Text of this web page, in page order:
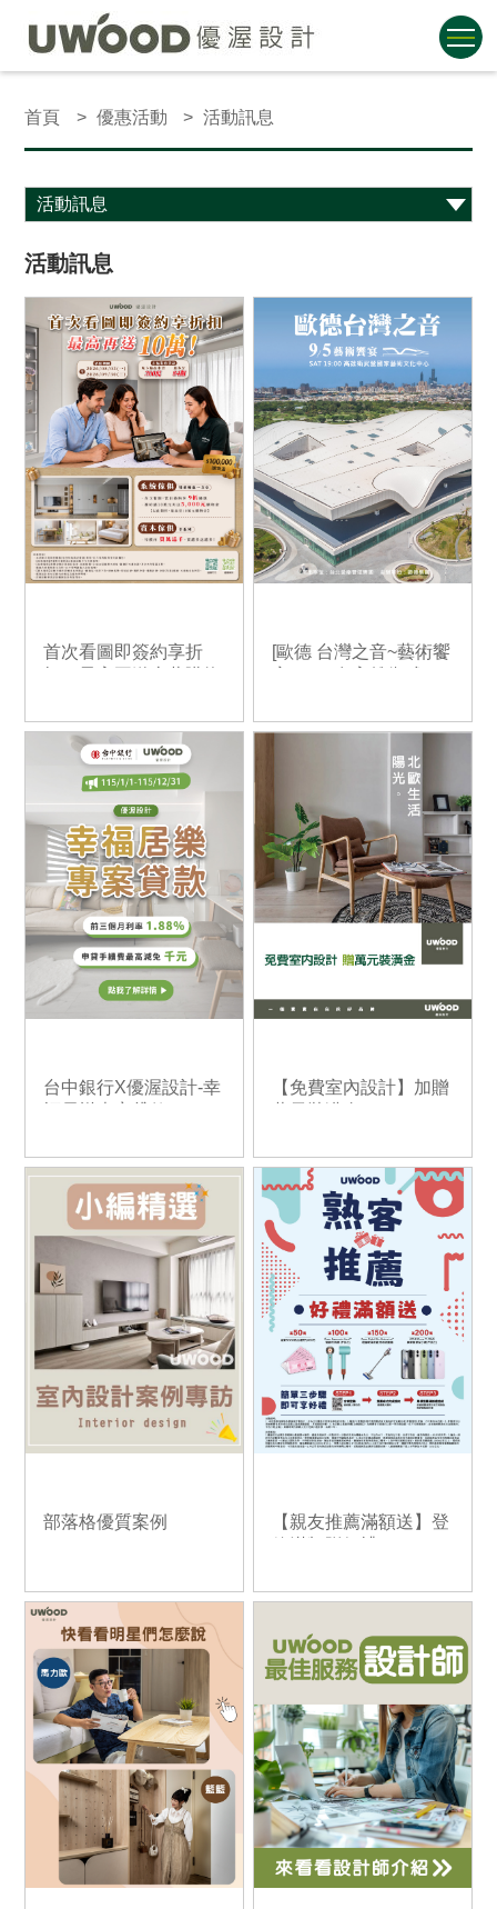
首頁 優惠活動 活動訊息
活動訊息
首次看圖即簽約享折
[歐德 台灣之音~藝術饗
台中銀行X優渥設計-幸
【免費室內設計】加贈
部落格優質案例
【親友推薦滿額送】登